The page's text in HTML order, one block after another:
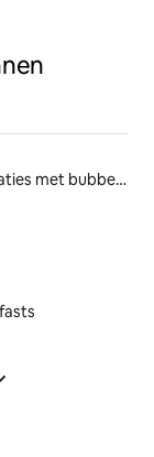
Accommodaties met bubbelbad